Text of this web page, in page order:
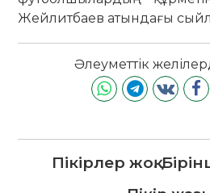
Жейлитбаев атындағы
Әлеуметтік
Пікірлер жоқ.